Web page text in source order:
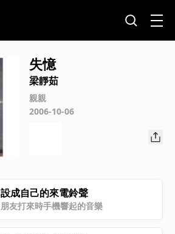
失憶
梁靜茹
親親
2006-10-06
設成自己的來電鈴聲
朋友打來時手機響起的音樂